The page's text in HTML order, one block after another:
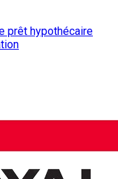
prêt hypothécaire